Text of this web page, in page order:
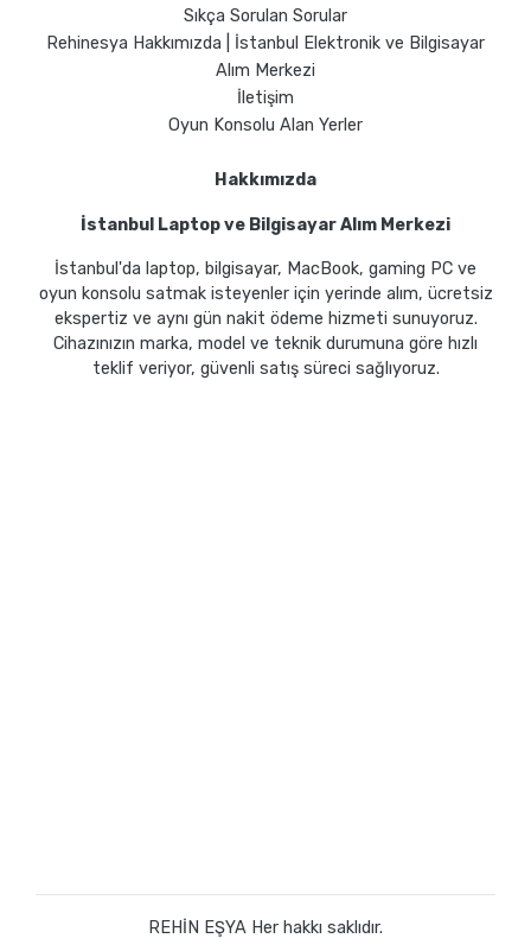
Sıkça Sorulan Sorular
Rehinesya Hakkımızda | İstanbul Elektronik ve Bilgisayar
Alım Merkezi
İletişim
Oyun Konsolu Alan Yerler
Hakkımızda
İstanbul Laptop ve Bilgisayar Alım Merkezi
İstanbul'da laptop, bilgisayar, MacBook, gaming PC ve
oyun konsolu satmak isteyenler için yerinde alım, ücretsiz
ekspertiz ve aynı gün nakit ödeme hizmeti sunuyoruz.
Cihazınızın marka, model ve teknik durumuna göre hızlı
teklif veriyor, güvenli satış süreci sağlıyoruz.
REHİN EŞYA Her hakkı saklıdır.